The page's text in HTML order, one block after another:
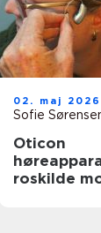
02. maj 2026
Sofie
Oticon
roskilde moderne